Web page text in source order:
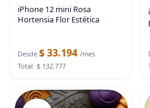
iPhone 12 mini Rosa
Hortensia Flor Estética
Desde $ 33.194 /mes
Total: $ 132.777